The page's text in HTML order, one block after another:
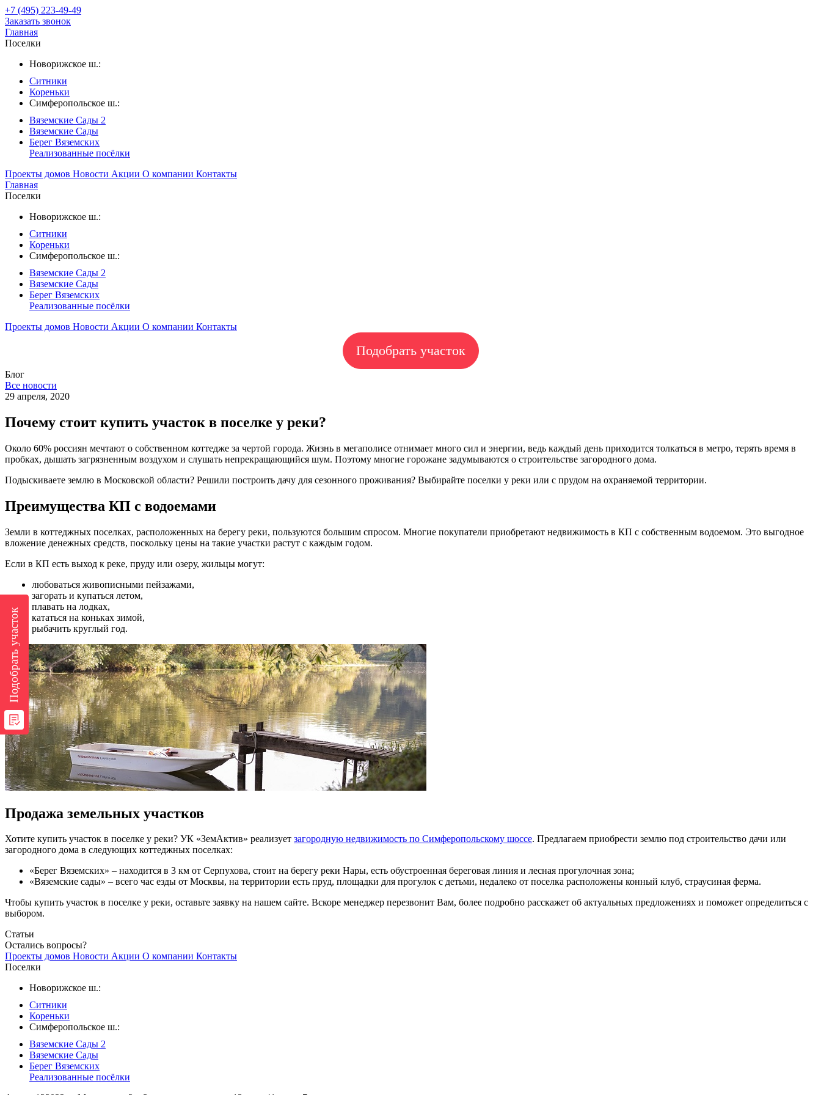
+7 (495) 223-49-49
Заказать звонок
Главная
Поселки
Новорижское ш.:
Ситники
Кореньки
Симферопольское ш.:
Вяземские Сады 2
Вяземские Сады
Берег Вяземскиx
Реализованные посёлки
Проекты домов Новости Акции О компании Контакты
Главная
Поселки
Новорижское ш.:
Ситники
Кореньки
Симферопольское ш.:
Вяземские Сады 2
Вяземские Сады
Берег Вяземскиx
Реализованные посёлки
Проекты домов Новости Акции О компании Контакты
Подобрать участок
Подобрать участок
Блог
Все новости
29 апреля, 2020
Почему стоит купить участок в поселке у реки?
Около 60% россиян мечтают о собственном коттедже за чертой города. Жизнь в мегаполисе отнимает много сил и энергии, ведь каждый день приходится толкаться в метро, терять время в
пробках, дышать загрязненным воздухом и слушать непрекращающийся шум. Поэтому многие горожане задумываются о строительстве загородного дома.
Подыскиваете землю в Московской области? Решили построить дачу для сезонного проживания? Выбирайте поселки у реки или с прудом на охраняемой территории.
Преимущества КП с водоемами
Земли в коттеджных поселках, расположенных на берегу реки, пользуются большим спросом. Многие покупатели приобретают недвижимость в КП с собственным водоемом. Это выгодное
вложение денежных средств, поскольку цены на такие участки растут с каждым годом.
Если в КП есть выход к реке, пруду или озеру, жильцы могут:
любоваться живописными пейзажами,
загорать и купаться летом,
плавать на лодках,
кататься на коньках зимой,
рыбачить круглый год.
Продажа земельных участков
Хотите купить участок в поселке у реки? УК «ЗемАктив» реализует загородную недвижимость по Симферопольскому шоссе. Предлагаем приобрести землю под строительство дачи или
загородного дома в следующих коттеджных поселках:
«Берег Вяземских» – находится в 3 км от Серпухова, стоит на берегу реки Нары, есть обустроенная береговая линия и лесная прогулочная зона;
«Вяземские сады» – всего час езды от Москвы, на территории есть пруд, площадки для прогулок с детьми, недалеко от поселка расположены конный клуб, страусиная ферма.
Чтобы купить участок в поселке у реки, оставьте заявку на нашем сайте. Вскоре менеджер перезвонит Вам, более подробно расскажет об актуальных предложениях и поможет определиться с
выбором.
Статьи
Остались вопросы?
Проекты домов Новости Акции О компании Контакты
Поселки
Новорижское ш.:
Ситники
Кореньки
Симферопольское ш.:
Вяземские Сады 2
Вяземские Сады
Берег Вяземскиx
Реализованные посёлки